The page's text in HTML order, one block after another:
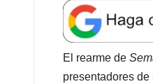
a
t
s
A
p
e
b
o
o
El rearme de
presentadores